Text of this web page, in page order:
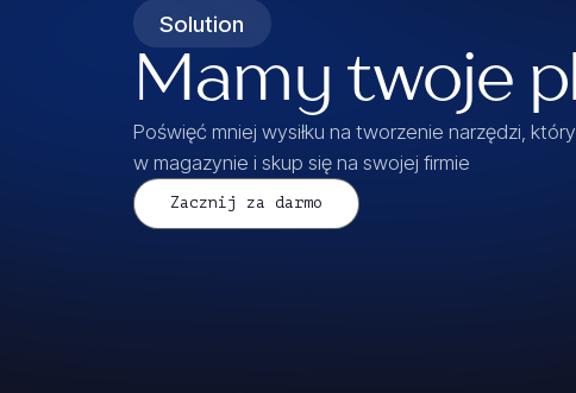
Solution
Mamy twoje
Poświęć mniej wysiłku na tworzenie narzędzi,
w magazynie i skup się na swojej firmie
Zacznij za darmo